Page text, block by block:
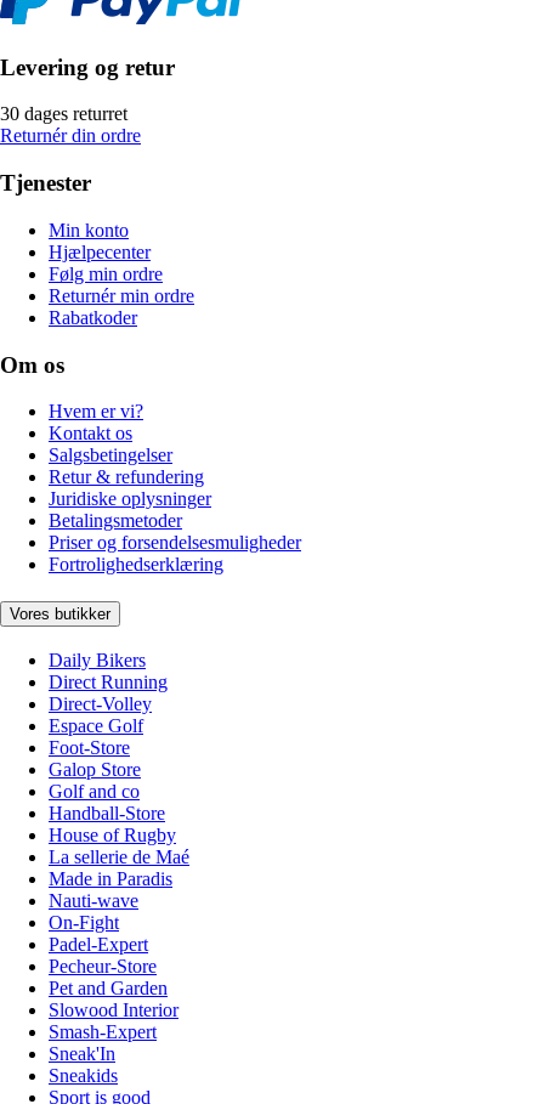
Levering og retur
30 dages returret
Returnér din ordre
Tjenester
Min konto
Hjælpecenter
Følg min ordre
Returnér min ordre
Rabatkoder
Om os
Hvem er vi?
Kontakt os
Salgsbetingelser
Retur & refundering
Juridiske oplysninger
Betalingsmetoder
Priser og forsendelsesmuligheder
Fortrolighedserklæring
Vores butikker
Daily Bikers
Direct Running
Direct-Volley
Espace Golf
Foot-Store
Galop Store
Golf and co
Handball-Store
House of Rugby
La sellerie de Maé
Made in Paradis
Nauti-wave
On-Fight
Padel-Expert
Pecheur-Store
Pet and Garden
Slowood Interior
Smash-Expert
Sneak'In
Sneakids
Sport is good